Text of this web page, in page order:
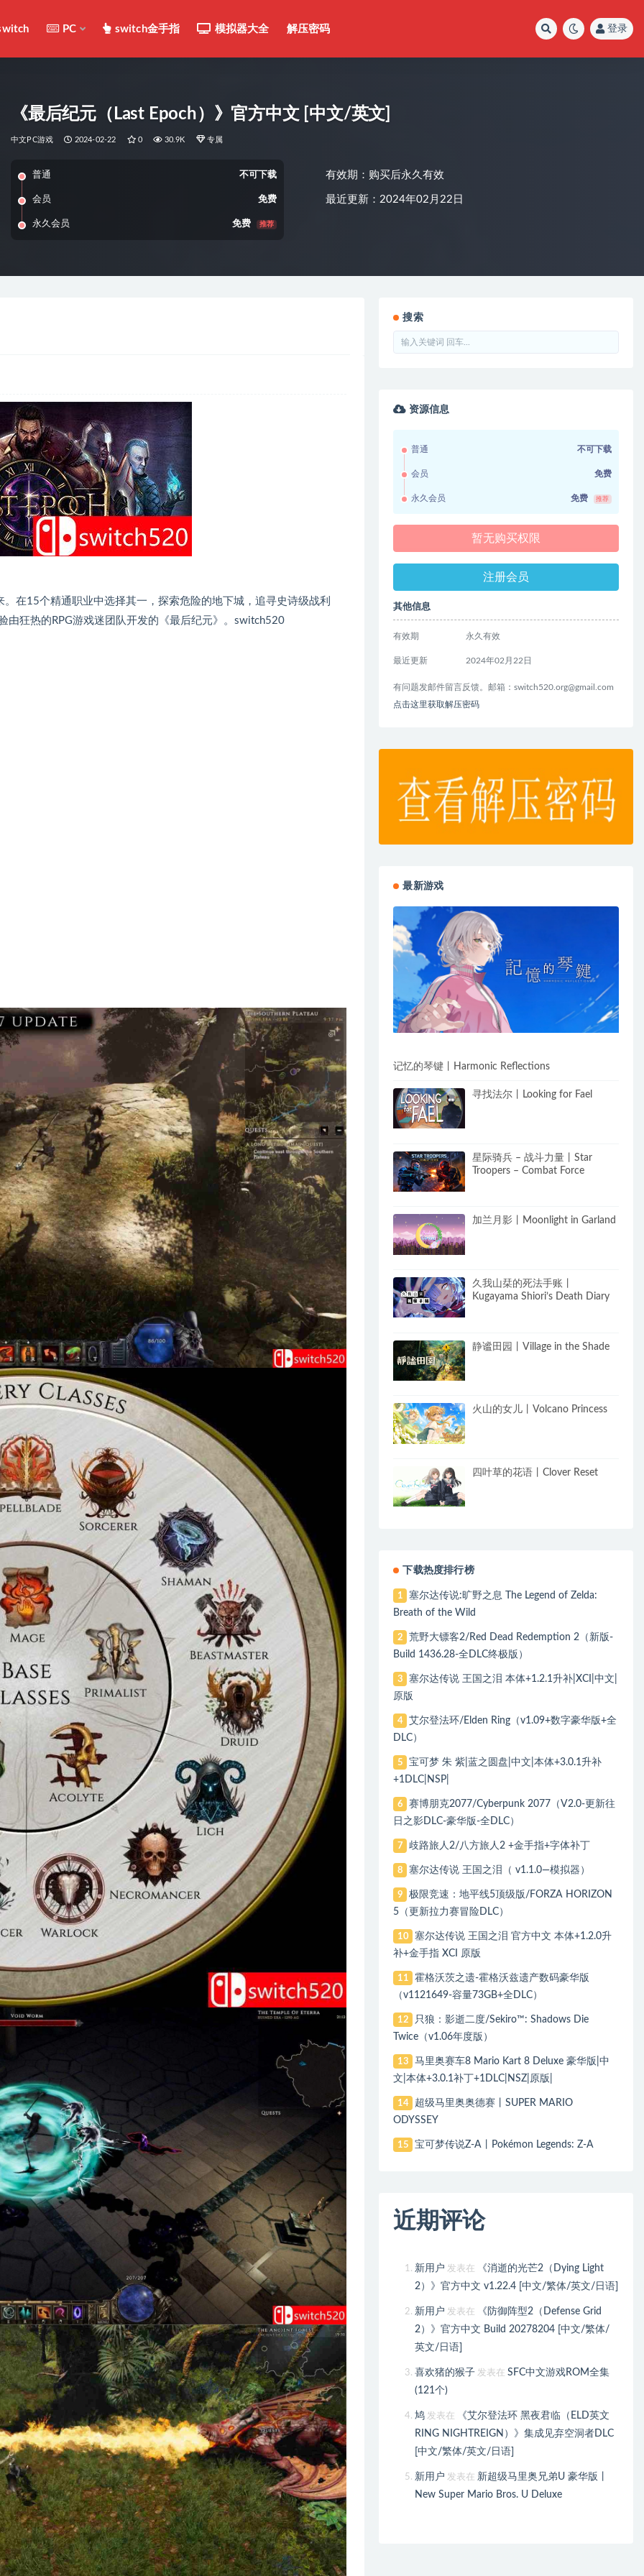
PC switch金手指 模拟器大全 解压密码 登录
《最后纪元（Last Epoch）》官方中文 [中文/英文]
中文PC游戏 2024-02-22 0 30.9K 专属
普通 不可下载
会员 免费
永久会员 免费 推荐
有效期：购买后永久有效
最近更新：2024年02月22日
在15个精通职业中选择其一，探索危险的地下城，追寻史诗级战利
由狂热的RPG游戏迷团队开发的《最后纪元》。switch520
搜索
资源信息
普通 不可下载
会员 免费
永久会员 免费 推荐
暂无购买权限
注册会员
其他信息
有效期 永久有效
最近更新 2024年02月22日
有问题发邮件留言反馈。邮箱：switch520.org@gmail.com
点击这里获取解压密码
最新游戏
记忆的琴键丨Harmonic Reflections
寻找法尔丨Looking for Fael
星际骑兵 – 战斗力量丨Star
Troopers – Combat Force
加兰月影丨Moonlight in Garland
久我山栞的死法手账丨
Kugayama Shiori’s Death Diary
静谧田园丨Village in the Shade
火山的女儿丨Volcano Princess
四叶草的花语丨Clover Reset
下载热度排行榜
1
塞尔达传说:旷野之息 The Legend of Zelda:
Breath of the Wild
2
荒野大镖客2/Red Dead Redemption 2（新版-
Build 1436.28-全DLC终极版）
3
塞尔达传说 王国之泪 本体+1.2.1升补|XCI|中文|
原版
4
艾尔登法环/Elden Ring（v1.09+数字豪华版+全
DLC）
5
宝可梦 朱 紫|蓝之圆盘|中文|本体+3.0.1升补
+1DLC|NSP|
6
赛博朋克2077/Cyberpunk 2077（V2.0-更新往
日之影DLC-豪华版-全DLC）
7 歧路旅人2/八方旅人2 +金手指+字体补丁
8 塞尔达传说 王国之泪（ v1.1.0—模拟器）
9
极限竞速：地平线5顶级版/FORZA HORIZON
5（更新拉力赛冒险DLC）
10
塞尔达传说 王国之泪 官方中文 本体+1.2.0升
补+金手指 XCI 原版
11
霍格沃茨之遗-霍格沃兹遗产数码豪华版
（v1121649-容量73GB+全DLC）
12
只狼：影逝二度/Sekiro™: Shadows Die
Twice（v1.06年度版）
13
马里奥赛车8 Mario Kart 8 Deluxe 豪华版|中
文|本体+3.0.1补丁+1DLC|NSZ|原版|
14
超级马里奥奥德赛丨SUPER MARIO
ODYSSEY
15 宝可梦传说Z-A丨Pokémon Legends: Z-A
近期评论
新用户 发表在
《消逝的光芒2（Dying Light
2）》官方中文 v1.22.4 [中文/繁体/英文/日语]
新用户 发表在
《防御阵型2（Defense Grid
2）》官方中文 Build 20278204 [中文/繁体/
英文/日语]
喜欢猪的猴子 发表在SFC中文游戏ROM全集
(121个)
鸠 发表在
《艾尔登法环 黑夜君临（ELD英文
RING NIGHTREIGN）》集成见弃空洞者DLC
[中文/繁体/英文/日语]
新用户 发表在 新超级马里奥兄弟U 豪华版丨
New Super Mario Bros. U Deluxe